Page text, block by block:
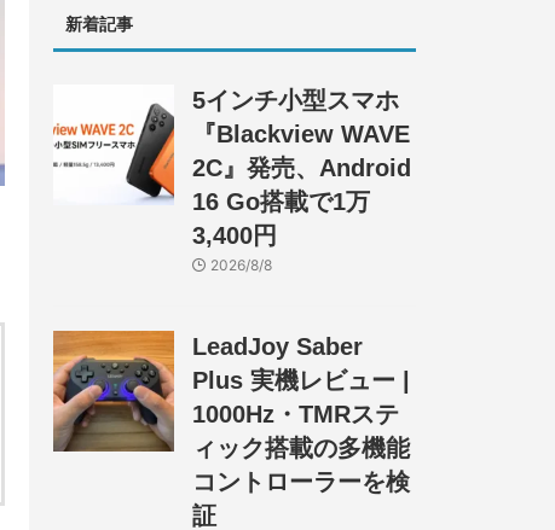
新着記事
5インチ小型スマホ
『Blackview WAVE
2C』発売、Android
16 Go搭載で1万
3,400円
2026/8/8
LeadJoy Saber
Plus 実機レビュー |
1000Hz・TMRステ
ィック搭載の多機能
コントローラーを検
証